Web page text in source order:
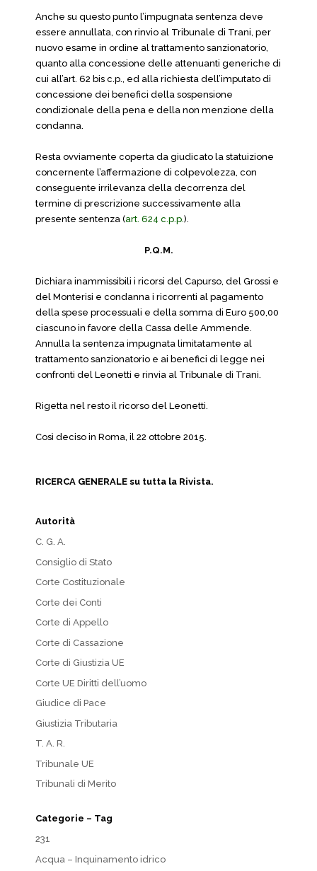
Anche su questo punto l’impugnata sentenza deve
essere annullata, con rinvio al Tribunale di Trani, per
nuovo esame in ordine al trattamento sanzionatorio,
quanto alla concessione delle attenuanti generiche di
cui all’art. 62 bis c.p., ed alla richiesta dell’imputato di
concessione dei benefici della sospensione
condizionale della pena e della non menzione della
condanna.
Resta ovviamente coperta da giudicato la statuizione
concernente l’affermazione di colpevolezza, con
conseguente irrilevanza della decorrenza del
termine di prescrizione successivamente alla
presente sentenza (art. 624 c.p.p.).
P.Q.M.
Dichiara inammissibili i ricorsi del Capurso, del Grossi e
del Monterisi e condanna i ricorrenti al pagamento
della spese processuali e della somma di Euro 500,00
ciascuno in favore della Cassa delle Ammende.
Annulla la sentenza impugnata limitatamente al
trattamento sanzionatorio e ai benefici di legge nei
confronti del Leonetti e rinvia al Tribunale di Trani.
Rigetta nel resto il ricorso del Leonetti.
Così deciso in Roma, il 22 ottobre 2015.
RICERCA GENERALE su tutta la Rivista.
Autorità
C. G. A.
Consiglio di Stato
Corte Costituzionale
Corte dei Conti
Corte di Appello
Corte di Cassazione
Corte di Giustizia UE
Corte UE Diritti dell’uomo
Giudice di Pace
Giustizia Tributaria
T. A. R.
Tribunale UE
Tribunali di Merito
Categorie – Tag
231
Acqua – Inquinamento idrico